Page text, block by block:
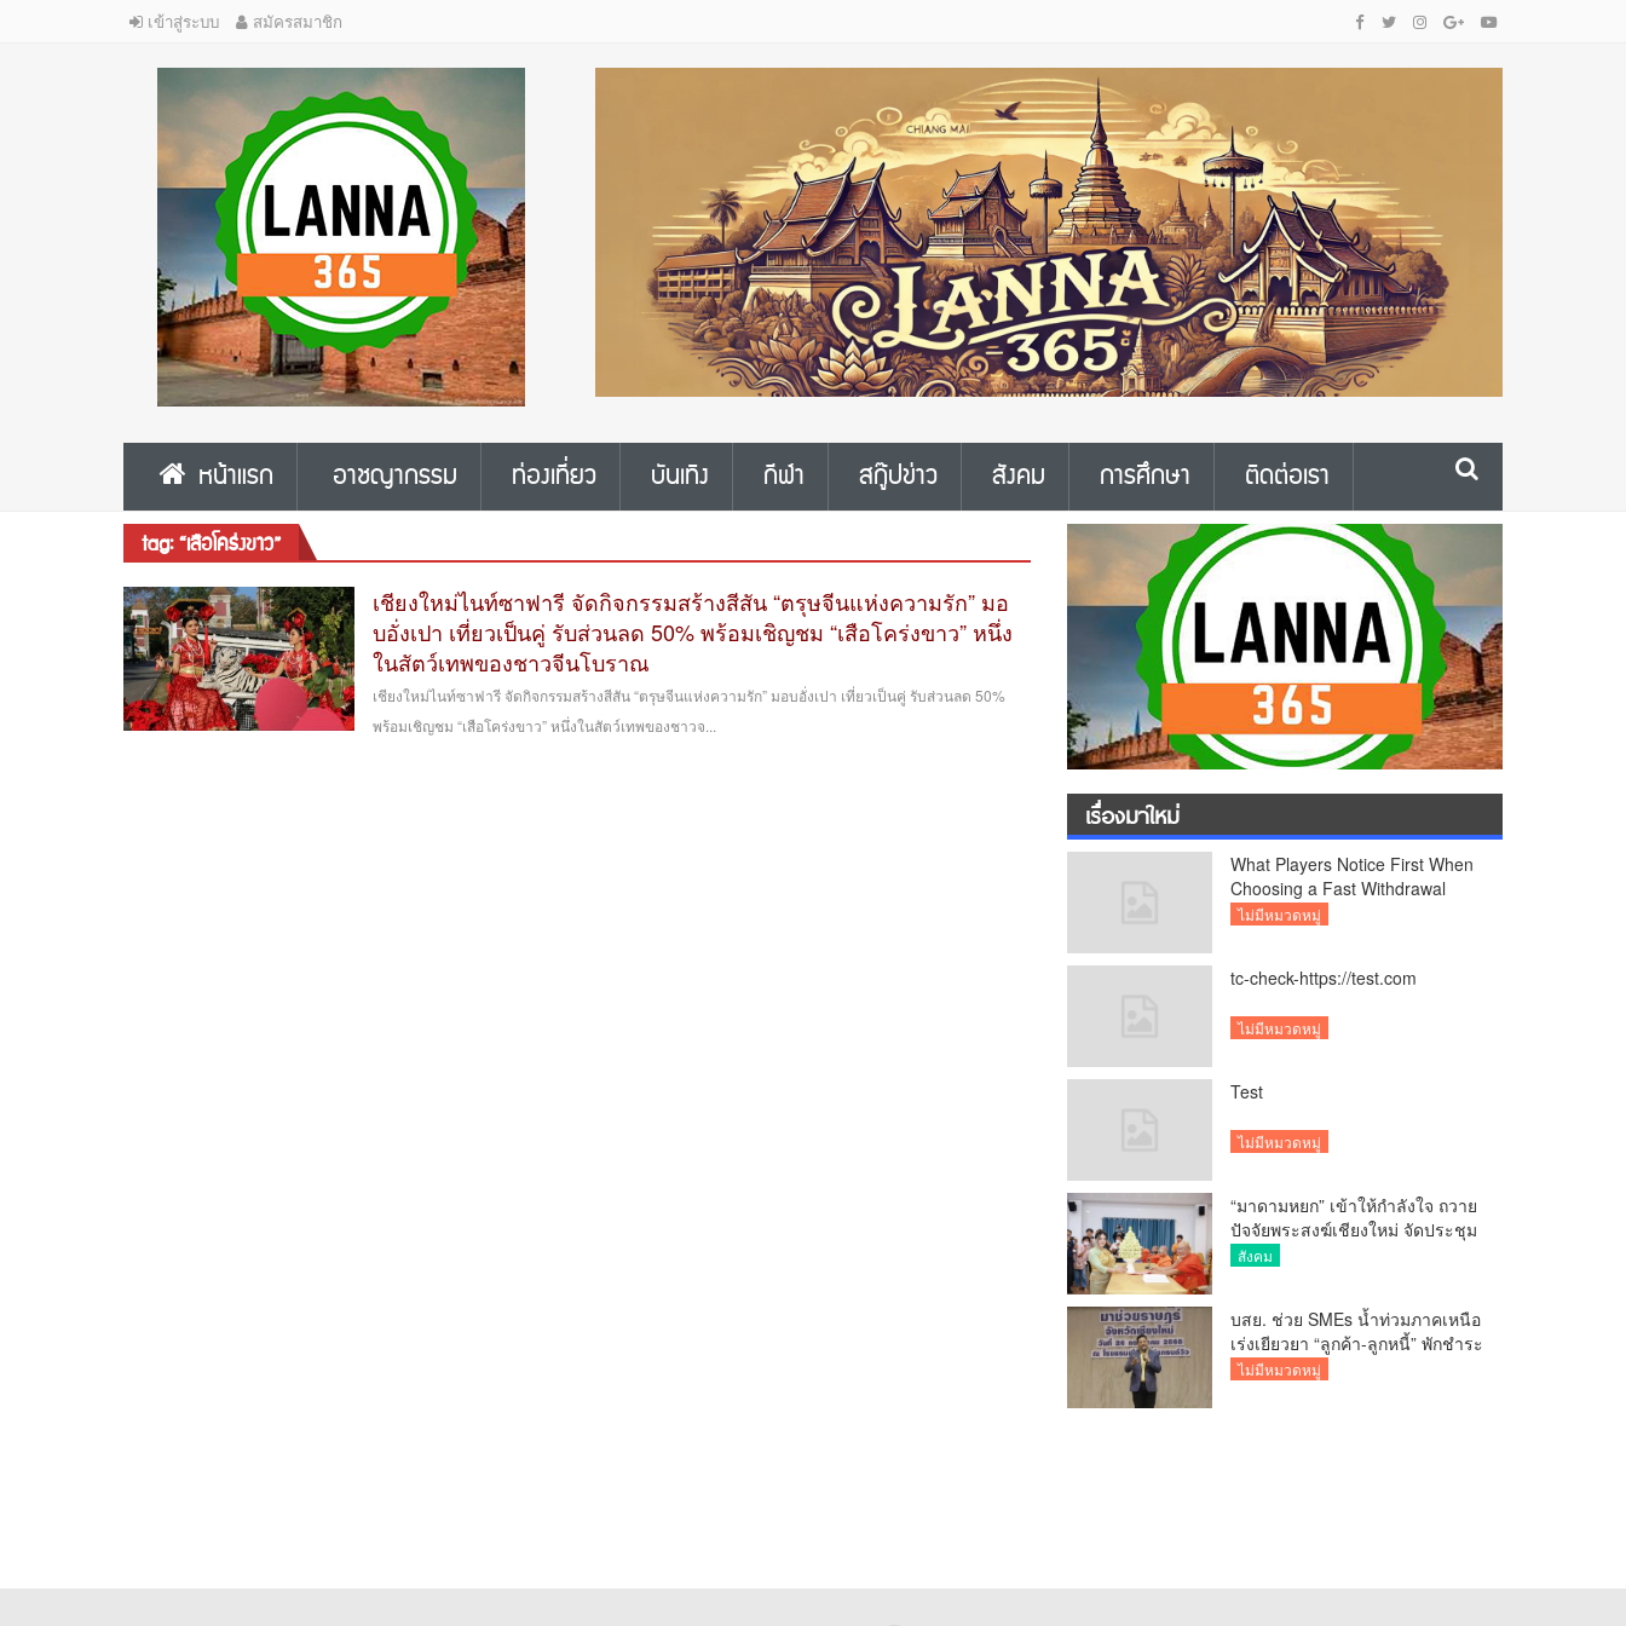
เข้าสู่ระบบ สมัครสมาชิก
หน้าแรก อาชญากรรม ท่องเที่ยว บันเทิง กีฬา สกู๊ปข่าว สังคม การศึกษา ติดต่อเรา
tag: “เสือโคร่งขาว”
เชียงใหม่ไนท์ซาฟารี จัดกิจกรรมสร้างสีสัน “ตรุษจีนแห่งความรัก” มอ
บอั่งเปา เที่ยวเป็นคู่ รับส่วนลด 50% พร้อมเชิญชม “เสือโคร่งขาว” หนึ่ง
ในสัตว์เทพของชาวจีนโบราณ
เชียงใหม่ไนท์ซาฟารี จัดกิจกรรมสร้างสีสัน “ตรุษจีนแห่งความรัก” มอบอั่งเปา เที่ยวเป็นคู่ รับส่วนลด 50%
พร้อมเชิญชม “เสือโคร่งขาว” หนึ่งในสัตว์เทพของชาวจ...
เรื่องมาใหม่
What Players Notice First When
Choosing a Fast Withdrawal
Casino UK
ไม่มีหมวดหมู่
tc-check-https://test.com
ไม่มีหมวดหมู่
Test
ไม่มีหมวดหมู่
“มาดามหยก” เข้าให้กำลังใจ ถวาย
ปัจจัยพระสงฆ์เชียงใหม่ จัดประชุม
ทำบัญชีรายรับรายจ่ายของวัด กว่า
สังคม
บสย. ช่วย SMEs น้ำท่วมภาคเหนือ
เร่งเยียวยา “ลูกค้า-ลูกหนี้” พักชำระ
ค่าธรรมเนียม-ค่างวด
ไม่มีหมวดหมู่